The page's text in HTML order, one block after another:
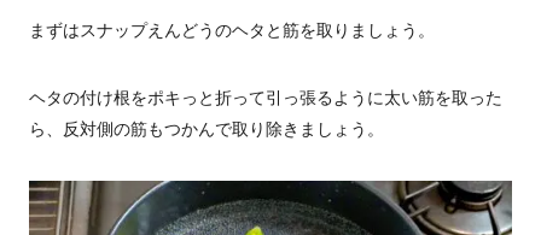
まずはスナップえんどうのヘタと筋を取りましょう。
ヘタの付け根をポキっと折って引っ張るように太い筋を取った
ら、反対側の筋もつかんで取り除きましょう。